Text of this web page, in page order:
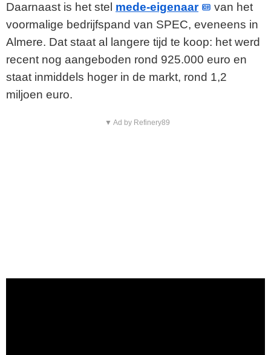
Daarnaast is het stel mede-eigenaar
van het
voormalige bedrijfspand van SPEC, eveneens in
Almere. Dat staat al langere tijd te koop: het werd
recent nog aangeboden rond 925.000 euro en
staat inmiddels hoger in de markt, rond 1,2
miljoen euro.
▼ Ad by Refinery89